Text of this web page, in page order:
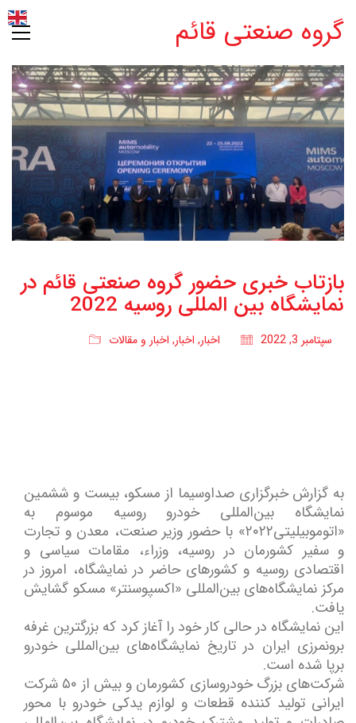
گروه صنعتی قائم
بازتاب خبری حضور گروه صنعتی قائم در
نمایشگاه بین المللی روسیه 2022
سپتامبر 3, 2022 اخبار, اخبار, اخبار و مقالات
به گزارش خبرگزاری صداوسیما از مسکو، بیست و ششمین
نمایشگاه بین‌المللی خودرو روسیه موسوم به
«اتوموبیلیتی۲۰۲۲» با حضور وزیر صنعت، معدن و تجارت
و سفیر کشورمان در روسیه، وزراء، مقامات سیاسی و
اقتصادی روسیه و کشور‌های حاضر در نمایشگاه، امروز در
مرکز نمایشگاه‌های بین‌المللی «اکسپوسنتر» مسکو گشایش
یافت.
این نمایشگاه در حالی کار خود را آغاز کرد که بزرگترین غرفه
برونمرزی ایران در تاریخ نمایشگاه‌های بین‌المللی خودرو
برپا شده است.
شرکت‌های بزرگ خودروسازی کشورمان و بیش از ۵۰ شرکت
ایرانی تولید کننده قطعات و لوازم یدکی خودرو با محور